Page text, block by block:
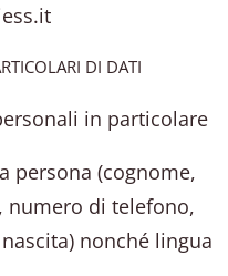
DI DATI
in particolare
persona (cognome,
numero di telefono,
nonché lingua